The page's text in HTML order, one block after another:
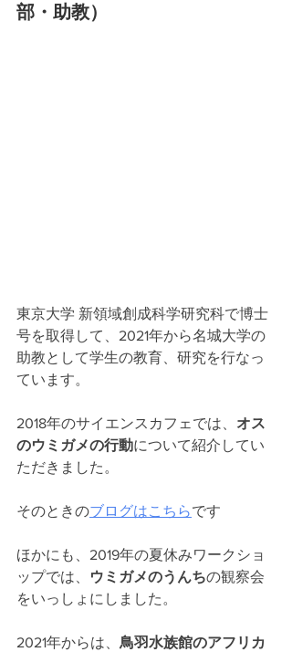
部・助教）
東京大学 新領域創成科学研究科で博士
号を取得して、2021年から名城大学の
助教として学生の教育、研究を行なっ
ています。
2018年のサイエンスカフェでは、 オス
のウミガメの行動について紹介してい
ただきました。
そのときのブログはこちらです
ほかにも、2019年の夏休みワークショ
ップでは、
ウミガメのうんちの観察会
をいっしょにしました。
2021年からは、 鳥羽水族館のアフリカ